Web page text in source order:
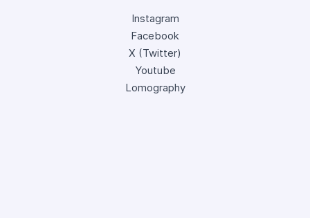
Instagram
Facebook
X (Twitter)
Youtube
Lomography